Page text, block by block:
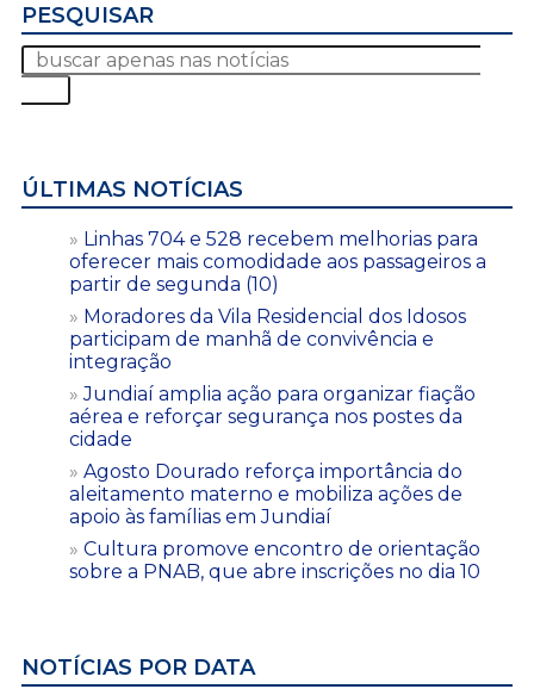
PESQUISAR
ÚLTIMAS NOTÍCIAS
Linhas 704 e 528 recebem melhorias para
oferecer mais comodidade aos passageiros a
partir de segunda (10)
Moradores da Vila Residencial dos Idosos
participam de manhã de convivência e
integração
Jundiaí amplia ação para organizar fiação
aérea e reforçar segurança nos postes da
cidade
Agosto Dourado reforça importância do
aleitamento materno e mobiliza ações de
apoio às famílias em Jundiaí
Cultura promove encontro de orientação
sobre a PNAB, que abre inscrições no dia 10
NOTÍCIAS POR DATA